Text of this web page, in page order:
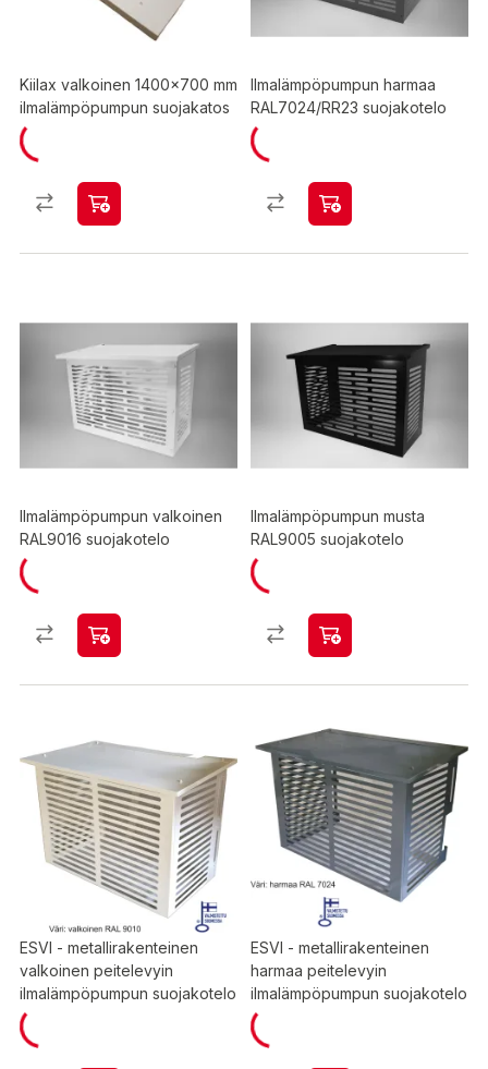
Kiilax valkoinen 1400x700 mm
ilmalämpöpumpun suojakatos
Ilmalämpöpumpun harmaa
RAL7024/RR23 suojakotelo
Ilmalämpöpumpun valkoinen
RAL9016 suojakotelo
Ilmalämpöpumpun musta
RAL9005 suojakotelo
ESVI - metallirakenteinen
valkoinen peitelevyin
ilmalämpöpumpun suojakotelo
ESVI - metallirakenteinen
harmaa peitelevyin
ilmalämpöpumpun suojakotelo